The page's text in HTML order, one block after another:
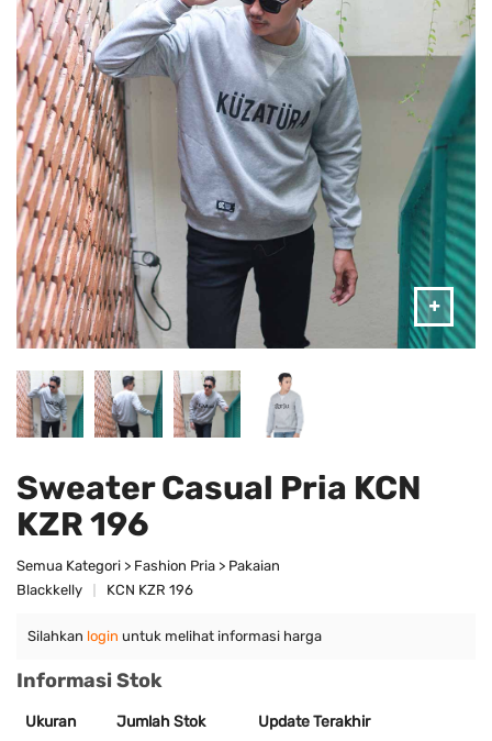
Sweater Casual Pria KCN
KZR 196
Semua Kategori > Fashion Pria > Pakaian
Blackkelly
KCN KZR 196
Silahkan login untuk melihat informasi harga
Informasi Stok
Ukuran Jumlah Stok Update Terakhir